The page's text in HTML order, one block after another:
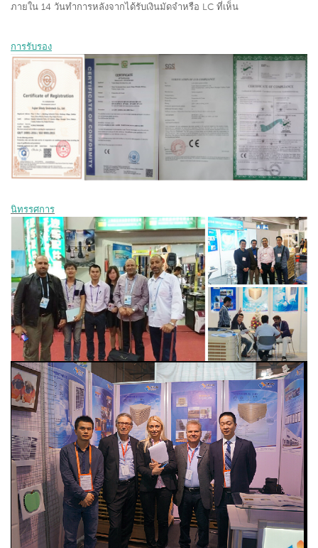
ภายใน 14 วันทำการหลังจากได้รับเงินมัดจำหรือ LC ที่เห็น
การรับรอง
นิทรรศการ